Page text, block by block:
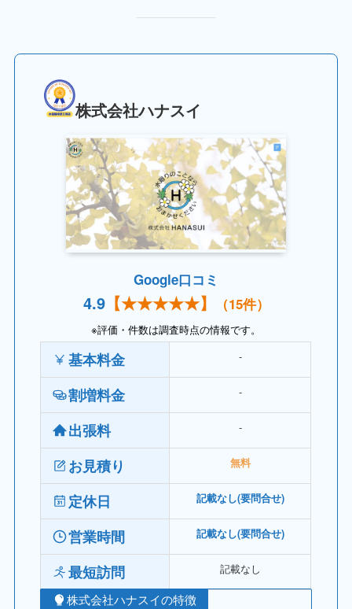
株式会社ハナスイ
Google口コミ
4.9【★★★★★】 （15件）
※評価・件数は調査時点の情報です。
基本料金 ‐
割増料金 ‐
出張料 ‐
お見積り 無料
定休日 記載なし(要問合せ)
営業時間 記載なし(要問合せ)
最短訪問 記載なし
株式会社ハナスイの特徴